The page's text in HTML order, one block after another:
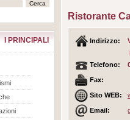
I PRINCIPALI
Ristorante
Indirizzo:
Telefono:
Fax:
Sito WEB:
Email: